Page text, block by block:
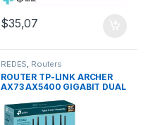
$35,07
REDES, Routers
ROUTER TP-LINK ARCHER
AX73 AX5400 GIGABIT DUAL